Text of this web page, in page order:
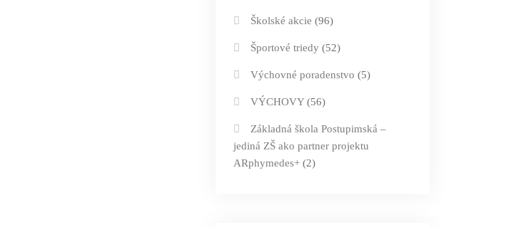
Školské akcie (96)
Športové triedy (52)
Výchovné poradenstvo (5)
VÝCHOVY(56)
Základná škola Postupimská –
jediná ZŠ ako partner projektu
ARphymedes+ (2)